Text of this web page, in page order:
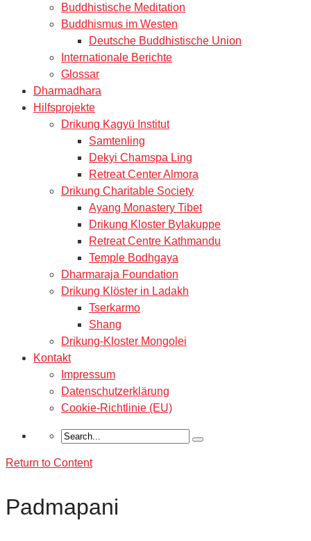
Buddhistische Meditation
Buddhismus im Westen
Deutsche Buddhistische Union
Internationale Berichte
Glossar
Dharmadhara
Hilfsprojekte
Drikung Kagyü Institut
Samtenling
Dekyi Chamspa Ling
Retreat Center Almora
Drikung Charitable Society
Ayang Monastery Tibet
Drikung Kloster Bylakuppe
Retreat Centre Kathmandu
Temple Bodhgaya
Dharmaraja Foundation
Drikung Klöster in Ladakh
Tserkarmo
Shang
Drikung-Kloster Mongolei
Kontakt
Impressum
Datenschutzerklärung
Cookie-Richtlinie (EU)
Return to Content
Padmapani